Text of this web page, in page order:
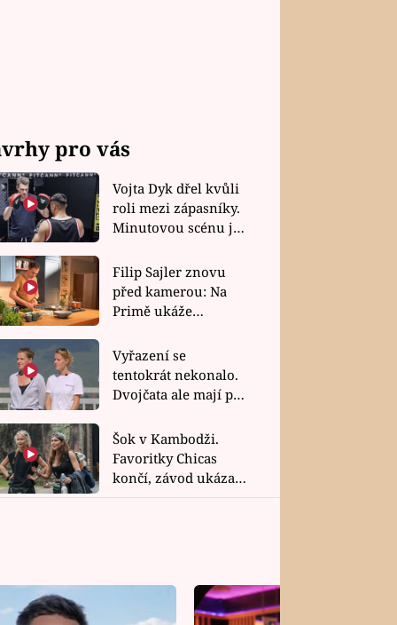
pro vás
Vojta Dyk dřel kvůli
roli mezi zápasníky.
Minutovou scénu jel
Filip Sajler znovu
před kamerou: Na
Primě ukáže
rychlé recepty
Vyřazení se
tentokrát nekonalo.
Dvojčata ale mají po
závodu nůž na krku
Šok v Kambodži.
Favoritky Chicas
končí, závod ukázal
svou nejtvrdší tvář